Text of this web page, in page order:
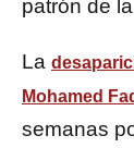
patrón de
La
Mohamed
semanas